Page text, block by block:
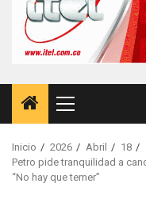
Menú
principal
Inicio 2026 Abril
18
Petro pide tranquilidad a
“No hay que temer”